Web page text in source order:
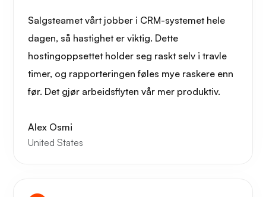
Salgsteamet vårt jobber i CRM-systemet hele
dagen, så hastighet er viktig. Dette
hostingoppsettet holder seg raskt selv i travle
timer, og rapporteringen føles mye raskere enn
før. Det gjør arbeidsflyten vår mer produktiv.
Alex Osmi
United States